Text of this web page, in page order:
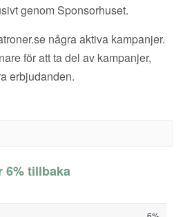
genom Sponsorhuset.
några aktiva kampanjer.
för att ta del av kampanjer,
erbjudanden.
6% tillbaka